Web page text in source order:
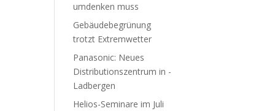
um­den­ken muss
Gebäude­be­grü­nung
trotzt Ex­trem­wet­ter
Panasonic: Neues
Distributions­zent­rum in ­
Ladbergen
Helios-Seminare im Juli